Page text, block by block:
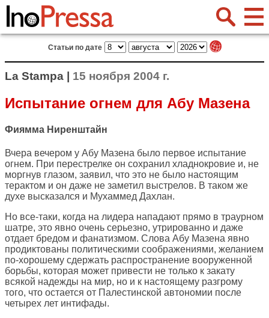
Статьи по дате
La Stampa | 15 ноября 2004 г.
Испытание огнем для Абу Мазена
Фиямма Ниренштайн
Вчера вечером у Абу Мазена было первое испытание
огнем. При перестрелке он сохранил хладнокровие и, не
моргнув глазом, заявил, что это не было настоящим
терактом и он даже не заметил выстрелов. В таком же
духе высказался и Мухаммед Дахлан.
Но все-таки, когда на лидера нападают прямо в траурном
шатре, это явно очень серьезно, утрированно и даже
отдает бредом и фанатизмом. Слова Абу Мазена явно
продиктованы политическими соображениями, желанием
по-хорошему сдержать распространение вооруженной
борьбы, которая может привести не только к закату
всякой надежды на мир, но и к настоящему разгрому
того, что остается от Палестинской автономии после
четырех лет интифады.